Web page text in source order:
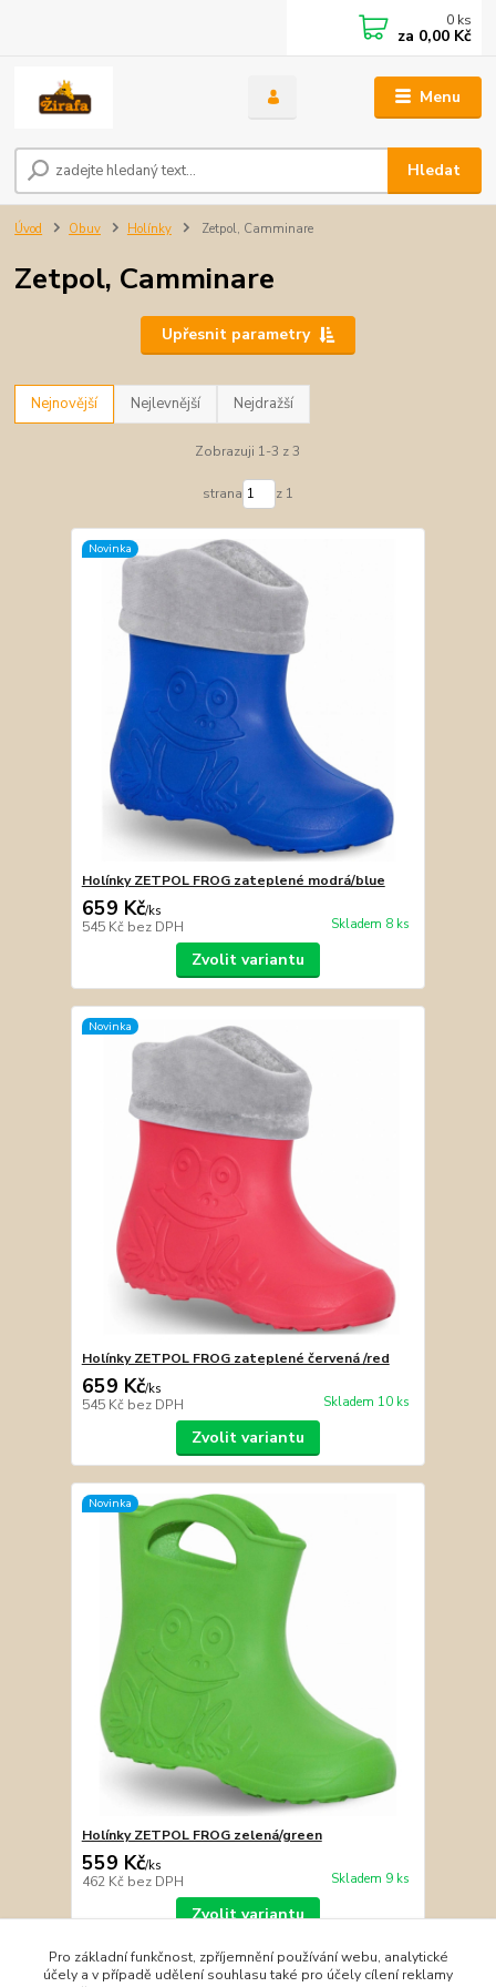
Menu
Hledat
0 ks
za 0,00 Kč
Úvod Obuv Holínky Zetpol, Camminare
Zetpol, Camminare
Upřesnit parametry
Nejnovější Nejlevnější Nejdražší
Zobrazuji 1-3 z 3
strana z 1
Novinka
Holínky ZETPOL FROG zateplené modrá/blue
659 Kč/ks
545 Kč bez DPH Skladem 8 ks
Zvolit variantu
Novinka
Holínky ZETPOL FROG zateplené červená /red
659 Kč/ks
545 Kč bez DPH Skladem 10 ks
Zvolit variantu
Novinka
Holínky ZETPOL FROG zelená/green
559 Kč/ks
462 Kč bez DPH Skladem 9 ks
Zvolit variantu
Pro základní funkčnost, zpříjemnění používání webu, analytické
účely a v případě udělení souhlasu také pro účely cílení reklamy